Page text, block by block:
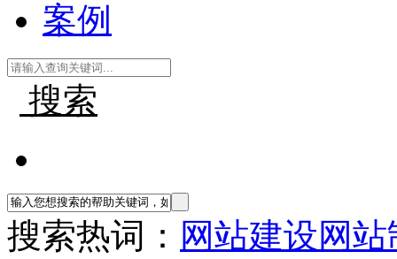
案例
搜索
搜索热词： 网站建设网